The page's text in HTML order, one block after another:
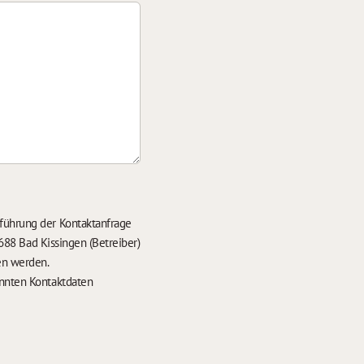
der Kontaktanfrage
Bad Kissingen (Betreiber)
werden.
Kontaktdaten